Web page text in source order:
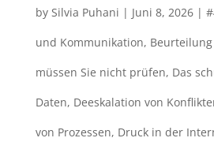
by Silvia Puhani | Juni 8, 2026|
und Kommunikation, Beurteilung
müssen Sie nicht prüfen, Das
Daten, Deeskalation von
von Prozessen, Druck in der